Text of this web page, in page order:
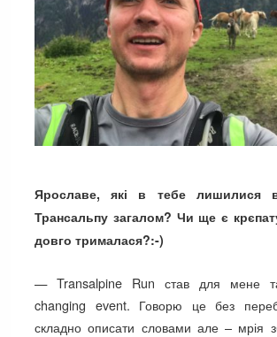
Ярославе, які в тебе лишилися
Трансальпу загалом? Чи ще є
довго трималася?:-)
— Transalpine Run став для мене
changing event. Говорю це без
складно описати словами але – мрія